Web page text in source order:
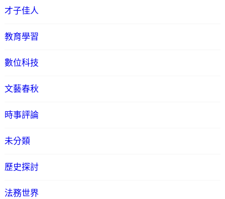
才子佳人
教育學習
數位科技
文藝春秋
時事評論
未分類
歷史探討
法務世界